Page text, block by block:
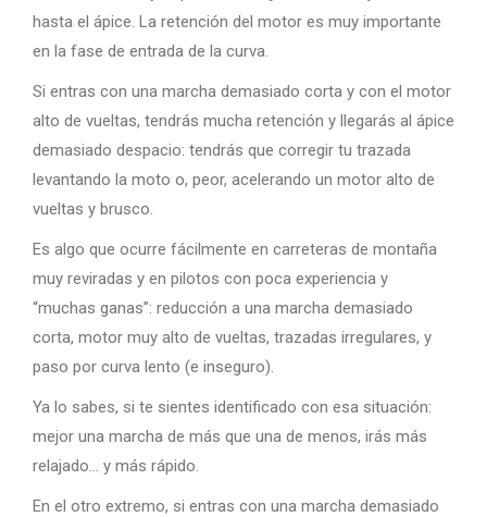
hasta el ápice. La retención del motor es muy importante
en la fase de entrada de la curva.
Si entras con una marcha demasiado corta y con el motor
alto de vueltas, tendrás mucha retención y llegarás al ápice
demasiado despacio: tendrás que corregir tu trazada
levantando la moto o, peor, acelerando un motor alto de
vueltas y brusco.
Es algo que ocurre fácilmente en carreteras de montaña
muy reviradas y en pilotos con poca experiencia y
“muchas ganas”: reducción a una marcha demasiado
corta, motor muy alto de vueltas, trazadas irregulares, y
paso por curva lento (e inseguro).
Ya lo sabes, si te sientes identificado con esa situación:
mejor una marcha de más que una de menos, irás más
relajado… y más rápido.
En el otro extremo, si entras con una marcha demasiado